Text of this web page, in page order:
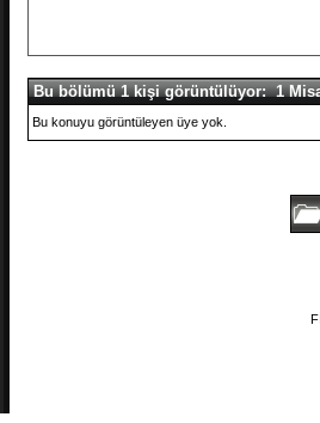
Bu bölümü 1 kişi görüntülüyor: 1
Bu konuyu görüntüleyen üye yok.